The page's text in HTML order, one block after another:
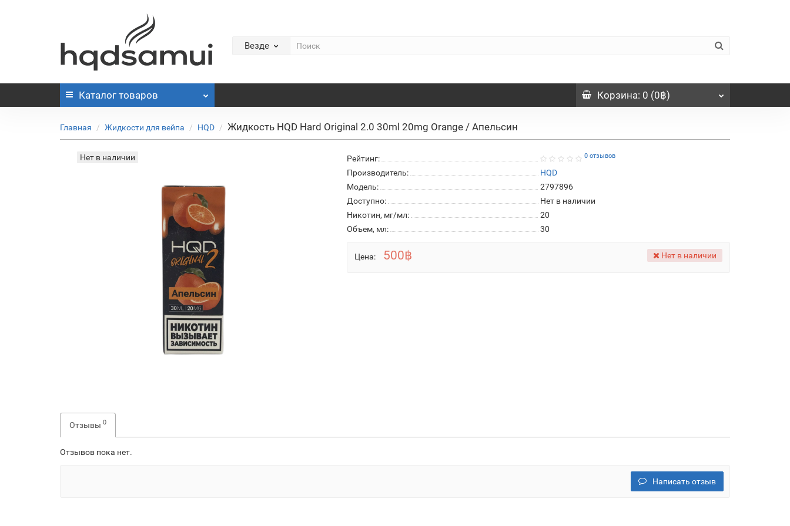
Везде
Каталог товаров Корзина: 0 (0฿)
Главная Жидкости для вейпа HQD Жидкость HQD Hard Original 2.0 30ml 20mg Orange / Апельсин
Нет в наличии Рейтинг: 0 отзывов
Производитель:
HQD
Модель:
2797896
Доступно:
Нет в наличии
Никотин, мг/мл:
20
Объем, мл:
30
Цена: 500฿ Нет в наличии
Отзывы 0
Отзывов пока нет.
Написать отзыв